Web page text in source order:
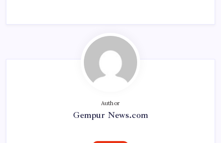
Author
Gempur News.com